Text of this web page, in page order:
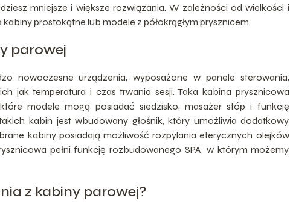
mniejsze i większe rozwiązania. W zależności od wielkości i
prostokątne lub modele z półokrągłym prysznicem.
parowej
nowoczesne urządzenia, wyposażone w panele sterowania,
jak temperatura i czas trwania sesji. Taka kabina prysznicowa
modele mogą posiadać siedzisko, masażer stóp i funkcję
kabin jest wbudowany głośnik, który umożliwia dodatkowy
kabiny posiadają możliwość rozpylania eterycznych olejków
pełni funkcję rozbudowanego SPA, w którym możemy
z kabiny parowej?